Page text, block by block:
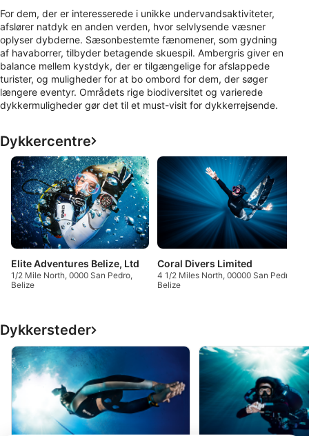
For dem, der er interesserede i unikke undervandsaktiviteter,
afslører natdyk en anden verden, hvor selvlysende væsner
oplyser dybderne. Sæsonbestemte fænomener, som gydning
af havaborrer, tilbyder betagende skuespil. Ambergris giver en
balance mellem kystdyk, der er tilgængelige for afslappede
turister, og muligheder for at bo ombord for dem, der søger
længere eventyr. Områdets rige biodiversitet og varierede
dykkermuligheder gør det til et must-visit for dykkerrejsende.
Dykkercentre
Elite Adventures Belize, Ltd
1/2 Mile North, 0000 San Pedro,
Belize
Coral Divers Limited
4 1/2 Miles North, 00000 San Pedro,
Belize
Dykkersteder